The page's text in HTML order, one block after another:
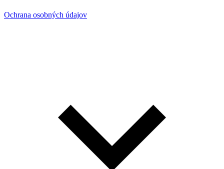
Ochrana osobných údajov